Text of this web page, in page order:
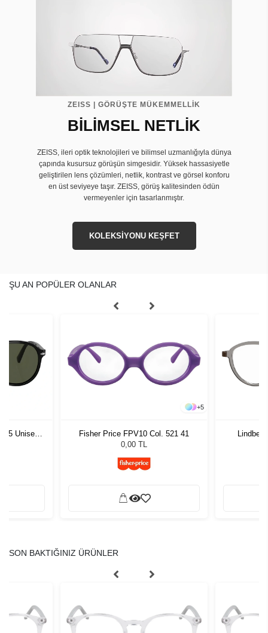
ZEISS | GÖRÜŞTE MÜKEMMELLİK
BİLİMSEL NETLİK
ZEISS, ileri optik teknolojileri ve bilimsel uzmanlığıyla dünya
çapında kusursuz görüşün simgesidir. Yüksek hassasiyetle
geliştirilen lens çözümleri, netlik, kontrast ve görsel konforu
en üst seviyeye taşır. ZEISS, görüş kalitesinden ödün
vermeyenler için tasarlanmıştır.
KOLEKSİYONU KEŞFET
ŞU AN POPÜLER OLANLAR
Unisex
+5
Fisher Price FPV10 Col. 521 41
0,00 TL
SON BAKTIĞINIZ ÜRÜNLER